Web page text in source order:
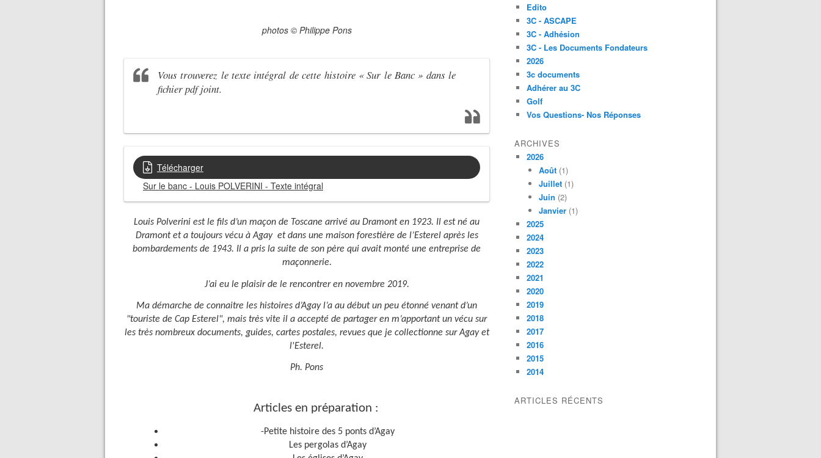
photos © Philippe Pons
Vous trouverez le texte intégral de cette histoire « Sur le Banc » dans le
fichier pdf joint.
Télécharger
Sur le banc - Louis POLVERINI - Texte intégral
Louis Polverini est le fils d’un maçon de Toscane arrivé au Dramont en 1923. Il est né au
Dramont et a toujours vécu à Agay et dans une maison forestière de l’Esterel après les
bombardements de 1943. Il a pris la suite de son père qui avait monté une entreprise de
maçonnerie.
J’ai eu le plaisir de le rencontrer en novembre 2019.
Ma démarche de connaitre les histoires d’Agay l’a au début un peu étonné venant d’un
"touriste de Cap Esterel", mais très vite il a accepté de partager en m’apportant un vécu sur
les très nombreux documents, guides, cartes postales, revues que je collectionne sur Agay et
l'Esterel.
Ph. Pons
Articles en préparation :
-Petite histoire des 5 ponts d’Agay
Les pergolas d’Agay
Edito
3C - ASCAPE
3C - Adhésion
3C - Les Documents Fondateurs
2026
3c documents
Adhérer au 3C
Golf
Vos Questions- Nos Réponses
ARCHIVES
2026
Août (1)
Juillet (1)
Juin (2)
Janvier (1)
2025
2024
2023
2022
2021
2020
2019
2018
2017
2016
2015
2014
ARTICLES RÉCENTS